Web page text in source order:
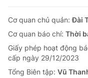
Cơ quan chủ quản:Đài
Cơ quan báo chí: Thời
Giấy phép hoạt động
cấp ngày 29/12/2023
Tổng Biên tập: Vũ